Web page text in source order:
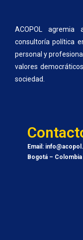
ACOPOL
consultoría política
personal y
valores
sociedad.
Email:
Bogotá – Colombia